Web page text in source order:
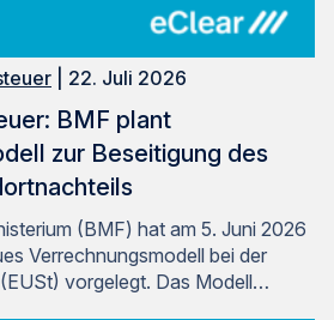
| 22. Juli 2026
BMF plant
zur Beseitigung des
(BMF) hat am 5. Juni 2026
Verrechnungsmodell bei der
vorgelegt. Das Modell…